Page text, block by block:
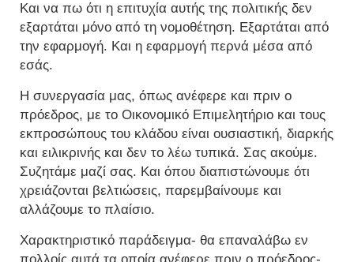
Και να πω ότι η επιτυχία αυτής της πολιτικής δεν
εξαρτάται μόνο από τη νομοθέτηση. Εξαρτάται από
την εφαρμογή. Και η εφαρμογή περνά μέσα από
εσάς.
Η συνεργασία μας, όπως ανέφερε και πριν ο
πρόεδρος, με το Οικονομικό Επιμελητήριο και τους
εκπροσώπους του κλάδου είναι ουσιαστική, διαρκής
και ειλικρινής και δεν το λέω τυπικά. Σας ακούμε.
Συζητάμε μαζί σας. Και όπου διαπιστώνουμε ότι
χρειάζονται βελτιώσεις, παρεμβαίνουμε και
αλλάζουμε το πλαίσιο.
Χαρακτηριστικό παράδειγμα- θα επαναλάβω εν